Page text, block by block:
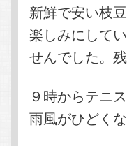
新鮮で安い枝
楽しみにして
せんでした。
９時からテニ
雨風がひどく